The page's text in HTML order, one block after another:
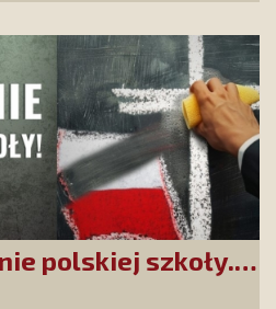
polskiej szkoły.
edukacji!